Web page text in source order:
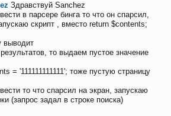
Здравствуй Sanchez
в парсере бинга то что он спарсил,
скрипт , вместо return $contents;
выводит
то выдаем пустое значение
= '111111111111'; тоже пустую страницу
то что спарсил на экран, запускаю
(запрос задал в строке поиска)